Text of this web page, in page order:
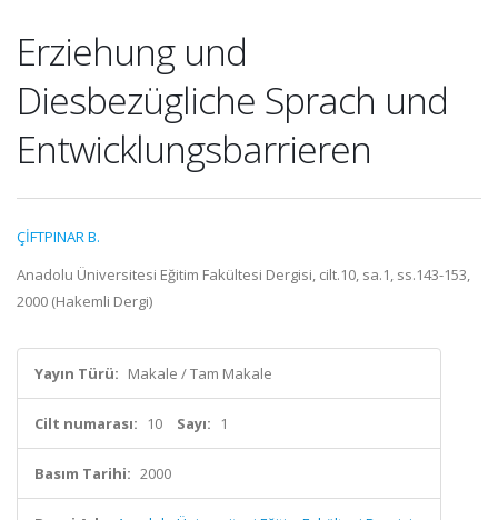
Erziehung und
Diesbezügliche Sprach und
Entwicklungsbarrieren
ÇİFTPINAR B.
Anadolu Üniversitesi Eğitim Fakültesi Dergisi, cilt.10, sa.1, ss.143-153,
2000 (Hakemli Dergi)
Yayın Türü: Makale / Tam Makale
Cilt numarası: 10 Sayı: 1
Basım Tarihi: 2000